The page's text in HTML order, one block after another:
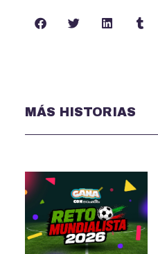
MÁS HISTORIAS